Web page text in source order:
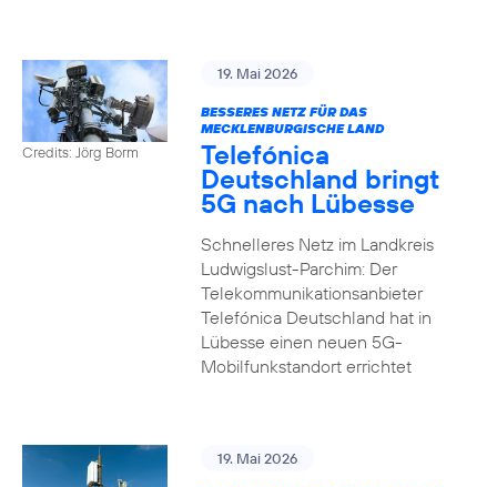
Credits: Jörg Borm
19. Mai 2026
BESSERES NETZ FÜR DAS
MECKLENBURGISCHE LAND
Telefónica
Deutschland bringt
5G nach Lübesse
Schnelleres Netz im Landkreis
Ludwigslust-Parchim: Der
Telekommunikationsanbieter
Telefónica Deutschland hat in
Lübesse einen neuen 5G-
Mobilfunkstandort errichtet
19. Mai 2026